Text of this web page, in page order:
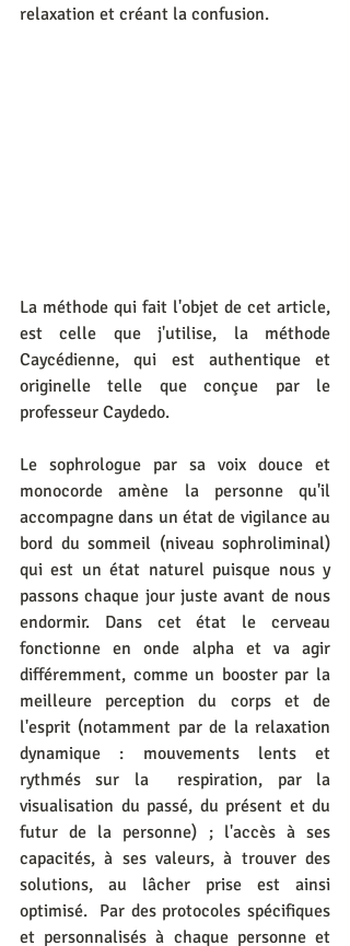
relaxation et créant la confusion.
La méthode qui fait l'objet de cet article,
est celle que j'utilise, la méthode
Caycédienne, qui est authentique et
originelle telle que conçue par le
professeur Caydedo.
Le sophrologue par sa voix douce et
monocorde amène la personne qu'il
accompagne dans un état de vigilance au
bord du sommeil (niveau sophroliminal)
qui est un état naturel puisque nous y
passons chaque jour juste avant de nous
endormir. Dans cet état le cerveau
fonctionne en onde alpha et va agir
différemment, comme un booster par la
meilleure perception du corps et de
l'esprit (notamment par de la relaxation
dynamique : mouvements lents et
rythmés sur la  respiration, par la
visualisation du passé, du présent et du
futur de la personne) ; l'accès à ses
capacités, à ses valeurs, à trouver des
solutions, au lâcher prise est ainsi
optimisé.  Par des protocoles spécifiques
et personnalisés à chaque personne et